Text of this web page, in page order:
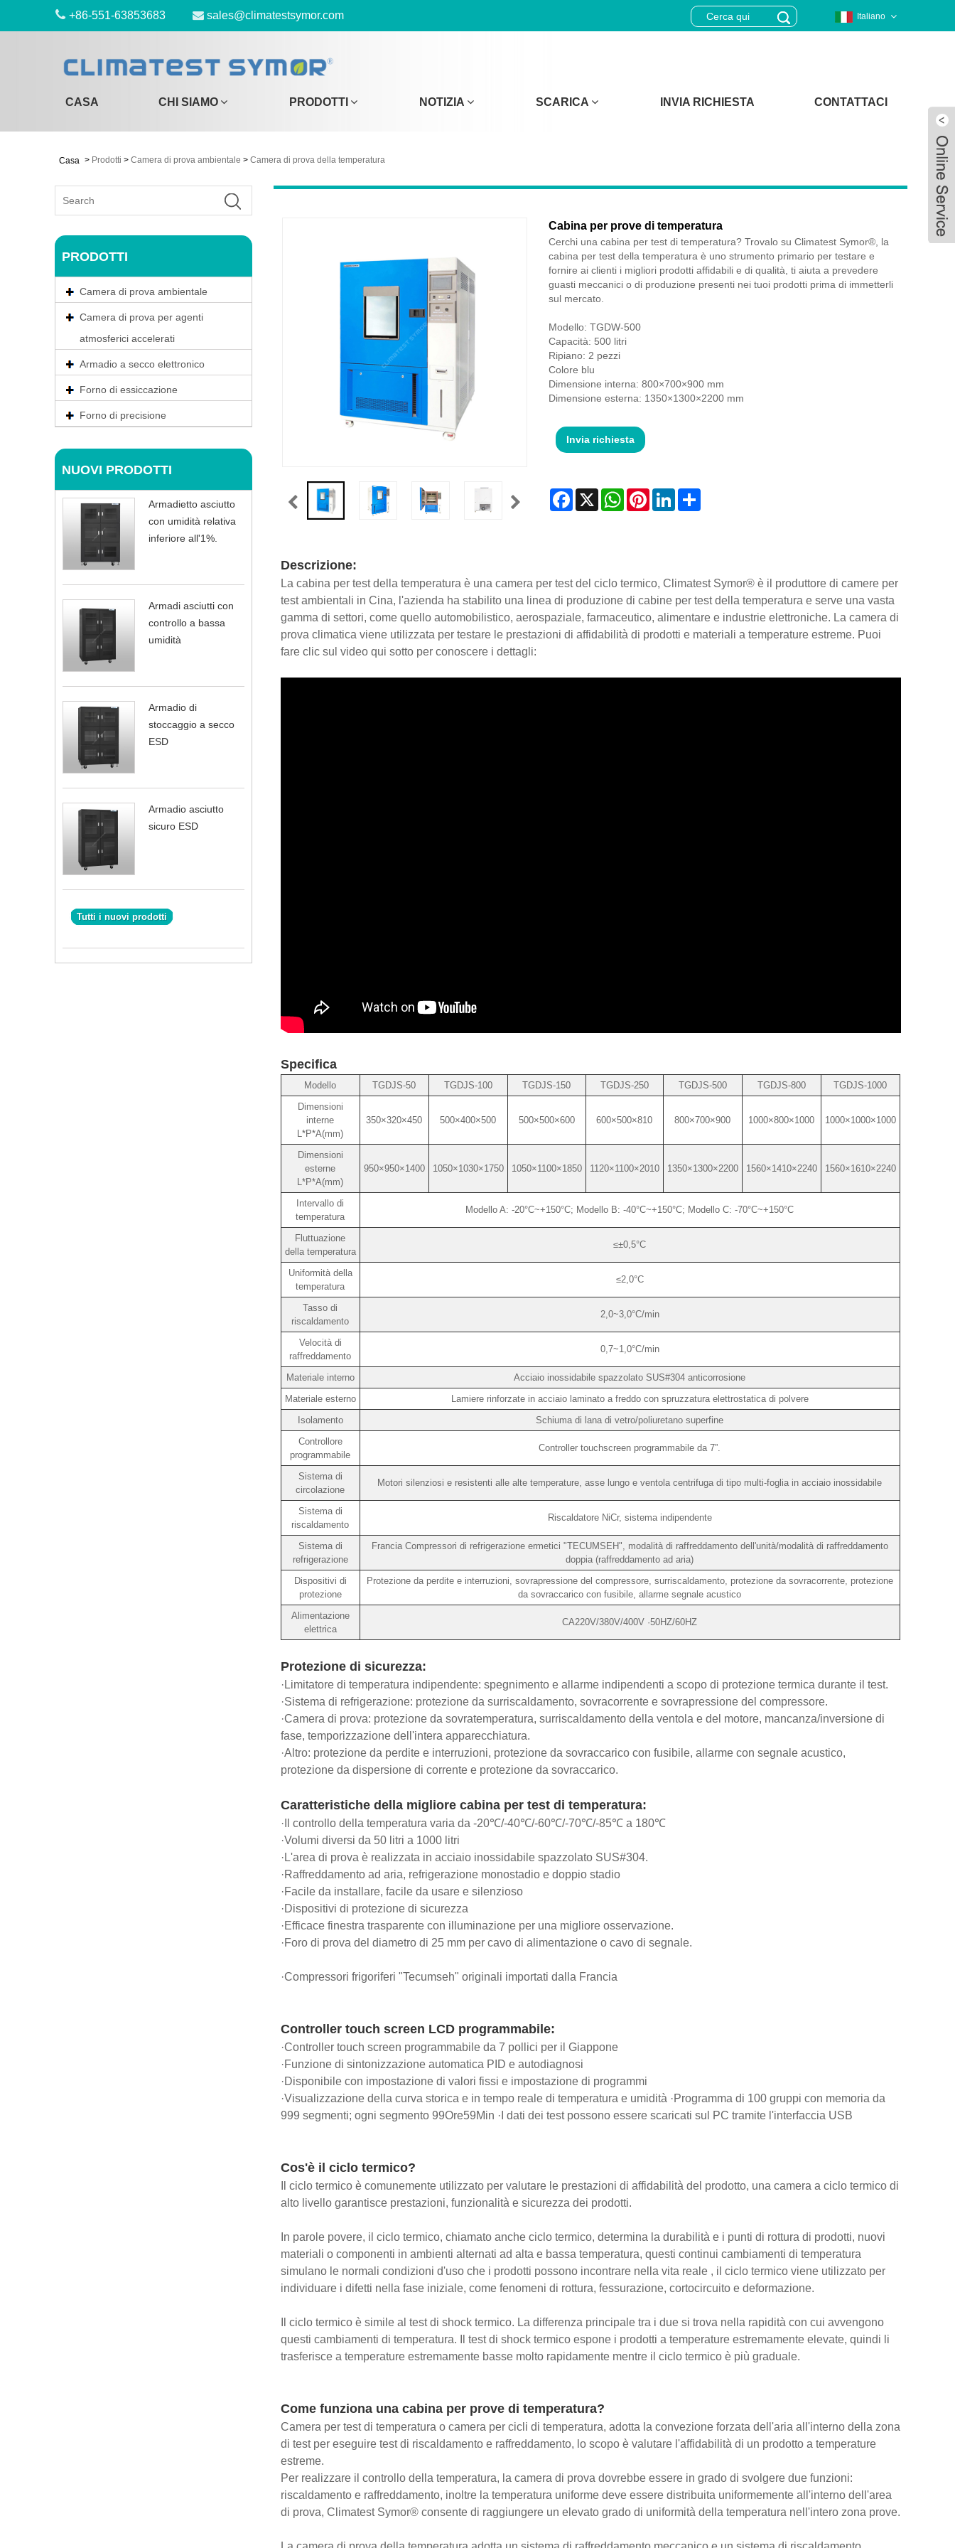
+86-551-63853683 sales@climatestsymor.com Italiano
CASA CHI SIAMO PRODOTTI NOTIZIA SCARICA INVIA RICHIESTA CONTATTACI
Casa > Prodotti > Camera di prova ambientale > Camera di prova della temperatura
PRODOTTI
Camera di prova ambientale
Camera di prova per agenti
atmosferici accelerati
Armadio a secco elettronico
Forno di essiccazione
Forno di precisione
NUOVI PRODOTTI
Armadietto asciutto
con umidità relativa
inferiore all'1%.
Armadi asciutti con
controllo a bassa
umidità
Armadio di
stoccaggio a secco
ESD
Armadio asciutto
sicuro ESD
Tutti i nuovi prodotti
Cabina per prove di temperatura
Cerchi una cabina per test di temperatura? Trovalo su Climatest Symor®, la
cabina per test della temperatura è uno strumento primario per testare e
fornire ai clienti i migliori prodotti affidabili e di qualità, ti aiuta a prevedere
guasti meccanici o di produzione presenti nei tuoi prodotti prima di immetterli
sul mercato.
Modello: TGDW-500
Capacità: 500 litri
Ripiano: 2 pezzi
Colore blu
Dimensione interna: 800×700×900 mm
Dimensione esterna: 1350×1300×2200 mm
Invia richiesta
Facebook
X WhatsAppPinterestLinkedInShare
Descrizione:
La cabina per test della temperatura è una camera per test del ciclo termico, Climatest Symor® è il produttore di camere per
test ambientali in Cina, l'azienda ha stabilito una linea di produzione di cabine per test della temperatura e serve una vasta
gamma di settori, come quello automobilistico, aerospaziale, farmaceutico, alimentare e industrie elettroniche. La camera di
prova climatica viene utilizzata per testare le prestazioni di affidabilità di prodotti e materiali a temperature estreme. Puoi
fare clic sul video qui sotto per conoscere i dettagli:
Specifica
Modello TGDJS-50 TGDJS-100 TGDJS-150 TGDJS-250 TGDJS-500 TGDJS-800
TGDJS-1000
Dimensioni
interne
L*P*A(mm)
350×320×450 500×400×500 500×500×600 600×500×810 800×700×900 1000×800×1000 1000×1000×1000
Dimensioni
esterne
L*P*A(mm)
950×950×1400 1050×1030×1750 1050×1100×1850 1120×1100×2010 1350×1300×2200 1560×1410×2240 1560×1610×2240
Intervallo di
temperatura
Modello A: -20°C~+150°C; Modello B: -40°C~+150°C; Modello C: -70°C~+150°C
Fluttuazione
della temperatura
≤±0,5°C
Uniformità della
temperatura
≤2,0°C
Tasso di
riscaldamento
2,0~3,0°C/min
Velocità di
raffreddamento
0,7~1,0°C/min
Materiale interno
Acciaio inossidabile spazzolato SUS#304 anticorrosione
Materiale esterno
Lamiere rinforzate in acciaio laminato a freddo con spruzzatura elettrostatica di polvere
Isolamento
Schiuma di lana di vetro/poliuretano superfine
Controllore
programmabile
Controller touchscreen programmabile da 7”.
Sistema di
circolazione
Motori silenziosi e resistenti alle alte temperature, asse lungo e ventola centrifuga di tipo multi-foglia in acciaio inossidabile
Sistema di
riscaldamento
Riscaldatore NiCr, sistema indipendente
Sistema di
refrigerazione
Francia Compressori di refrigerazione ermetici "TECUMSEH", modalità di raffreddamento dell'unità/modalità di raffreddamento
doppia (raffreddamento ad aria)
Dispositivi di
protezione
Protezione da perdite e interruzioni, sovrapressione del compressore, surriscaldamento, protezione da sovracorrente, protezione
da sovraccarico con fusibile, allarme segnale acustico
Alimentazione
elettrica
CA220V/380V/400V ·50HZ/60HZ
Protezione di sicurezza:
·Limitatore di temperatura indipendente: spegnimento e allarme indipendenti a scopo di protezione termica durante il test.
·Sistema di refrigerazione: protezione da surriscaldamento, sovracorrente e sovrapressione del compressore.
·Camera di prova: protezione da sovratemperatura, surriscaldamento della ventola e del motore, mancanza/inversione di
fase, temporizzazione dell'intera apparecchiatura.
·Altro: protezione da perdite e interruzioni, protezione da sovraccarico con fusibile, allarme con segnale acustico,
protezione da dispersione di corrente e protezione da sovraccarico.
Caratteristiche della migliore cabina per test di temperatura:
·Il controllo della temperatura varia da -20℃/-40℃/-60℃/-70℃/-85℃ a 180℃
·Volumi diversi da 50 litri a 1000 litri
·L'area di prova è realizzata in acciaio inossidabile spazzolato SUS#304.
·Raffreddamento ad aria, refrigerazione monostadio e doppio stadio
·Facile da installare, facile da usare e silenzioso
·Dispositivi di protezione di sicurezza
·Efficace finestra trasparente con illuminazione per una migliore osservazione.
·Foro di prova del diametro di 25 mm per cavo di alimentazione o cavo di segnale.
·Compressori frigoriferi "Tecumseh" originali importati dalla Francia
Controller touch screen LCD programmabile:
·Controller touch screen programmabile da 7 pollici per il Giappone
·Funzione di sintonizzazione automatica PID e autodiagnosi
·Disponibile con impostazione di valori fissi e impostazione di programmi
·Visualizzazione della curva storica e in tempo reale di temperatura e umidità ·Programma di 100 gruppi con memoria da
999 segmenti; ogni segmento 99Ore59Min ·I dati dei test possono essere scaricati sul PC tramite l'interfaccia USB
Cos'è il ciclo termico?
Il ciclo termico è comunemente utilizzato per valutare le prestazioni di affidabilità del prodotto, una camera a ciclo termico di
alto livello garantisce prestazioni, funzionalità e sicurezza dei prodotti.
In parole povere, il ciclo termico, chiamato anche ciclo termico, determina la durabilità e i punti di rottura di prodotti, nuovi
materiali o componenti in ambienti alternati ad alta e bassa temperatura, questi continui cambiamenti di temperatura
simulano le normali condizioni d'uso che i prodotti possono incontrare nella vita reale , il ciclo termico viene utilizzato per
individuare i difetti nella fase iniziale, come fenomeni di rottura, fessurazione, cortocircuito e deformazione.
Il ciclo termico è simile al test di shock termico. La differenza principale tra i due si trova nella rapidità con cui avvengono
questi cambiamenti di temperatura. Il test di shock termico espone i prodotti a temperature estremamente elevate, quindi li
trasferisce a temperature estremamente basse molto rapidamente mentre il ciclo termico è più graduale.
Come funziona una cabina per prove di temperatura?
Camera per test di temperatura o camera per cicli di temperatura, adotta la convezione forzata dell'aria all'interno della zona
di test per eseguire test di riscaldamento e raffreddamento, lo scopo è valutare l'affidabilità di un prodotto a temperature
estreme.
Per realizzare il controllo della temperatura, la camera di prova dovrebbe essere in grado di svolgere due funzioni:
riscaldamento e raffreddamento, inoltre la temperatura uniforme deve essere distribuita uniformemente all'interno dell'area
di prova, Climatest Symor® consente di raggiungere un elevato grado di uniformità della temperatura nell'intero zona prove.